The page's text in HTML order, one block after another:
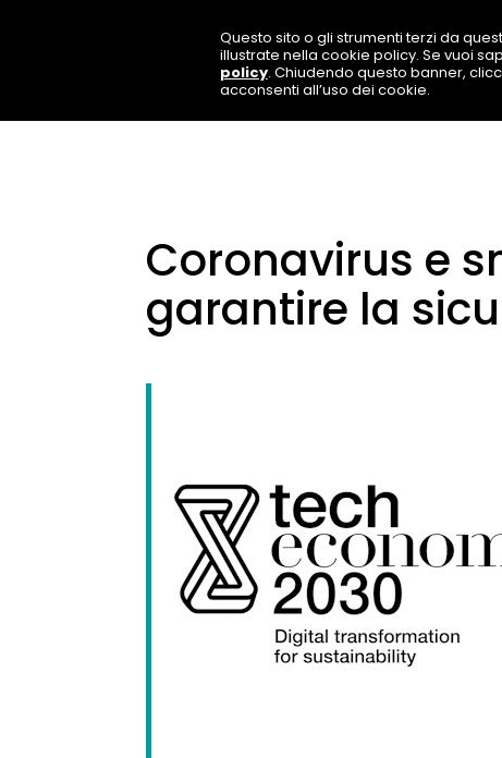
Coronavirus e
garantire la
Questo sito o gli strumenti terzi da
illustrate nella cookie policy. Se vuoi
policy. Chiudendo questo banner,
acconsenti all’uso dei cookie.